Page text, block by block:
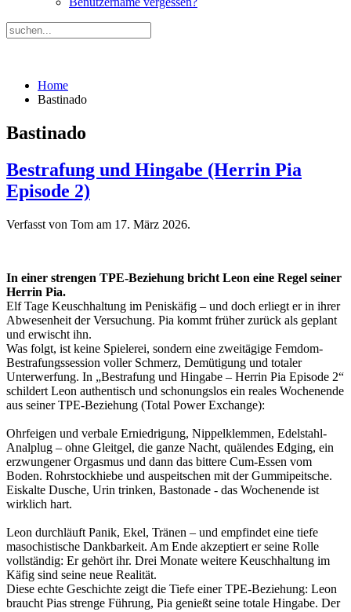
Home
Bastinado
Bastinado
Bestrafung und Hingabe (Herrin Pia
Episode 2)
Verfasst von Tom am 17. März 2026.
In einer strengen TPE-Beziehung bricht Leon eine Regel seiner
Herrin Pia.
Elf Tage Keuschhaltung im Peniskäfig – und doch erliegt er in ihrer
Abwesenheit der Versuchung. Pia kommt früher zurück als geplant
und erwischt ihn.
Was folgt, ist keine Spielerei, sondern eine zweitägige Femdom-
Bestrafungssession voller Schmerz, Demütigung und totaler
Unterwerfung. In „Bestrafung und Hingabe – Herrin Pia Episode 2“
schildert Leon authentisch und schonungslos ein reales Wochenende
aus seiner TPE-Beziehung (Total Power Exchange):
Ohrfeigen und verbale Erniedrigung, Nippelklemmen, Edelstahl-
Analplug – ohne Gleitgel, die ganze Nacht, quälendes Edging, ein
erzwungener Orgasmus und dann das bittere Cum-Essen vom
Boden. Rohrstockhiebe und auspeitschen mit der Gummipeitsche.
Eiskalte Dusche, Urin trinken, Bastonade - das Wochenende ist
wirklich hart.
Leon durchläuft Panik, Ekel, Tränen – und empfindet eine tiefe
masochistische Dankbarkeit. Am Ende akzeptiert er seine Rolle
vollständig: Er gehört ihr. Drei Monate weitere Keuschhaltung im
Käfig sind seine neue Realität.
Diese echte Geschichte zeigt die Tiefe einer TPE-Beziehung: Leon
braucht Pias strenge Führung, Pia genießt seine totale Hingabe. Der